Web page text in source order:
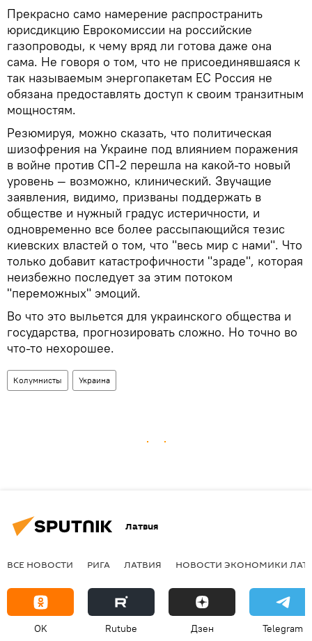
Прекрасно само намерение распространить
юрисдикцию Еврокомиссии на российские
газопроводы, к чему вряд ли готова даже она
сама. Не говоря о том, что не присоединявшаяся к
так называемым энергопакетам ЕС Россия не
обязана предоставлять доступ к своим транзитным
мощностям.
Резюмируя, можно сказать, что политическая
шизофрения на Украине под влиянием поражения
в войне против СП-2 перешла на какой-то новый
уровень — возможно, клинический. Звучащие
заявления, видимо, призваны поддержать в
обществе и нужный градус истеричности, и
одновременно все более рассыпающийся тезис
киевских властей о том, что "весь мир с нами". Что
только добавит катастрофичности "зраде", которая
неизбежно последует за этим потоком
"переможных" эмоций.
Во что это выльется для украинского общества и
государства, прогнозировать сложно. Но точно во
что-то нехорошее.
Колумнисты Украина
Латвия
ВСЕ НОВОСТИ РИГА ЛАТВИЯ НОВОСТИ ЭКОНОМИКИ
OK Rutube Дзен Telegram